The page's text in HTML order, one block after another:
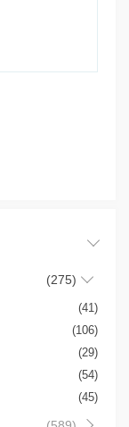
(275)
(41)
(106)
(29)
(54)
(45)